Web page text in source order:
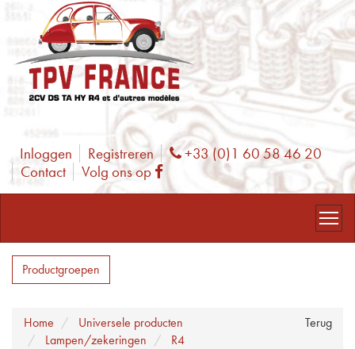
Inloggen Registreren Phone
+33 (0)1 60 58 46 20
Contact
Volg ons op Facebook
Productgroepen
Terug
Home
Universele producten
Lampen/zekeringen
R4